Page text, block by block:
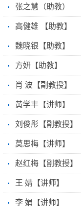
张之慧（助教）
高健雄 【助教】
魏晓银【助教】
方妍【助教】
肖 波【副教授】
黄学丰【讲师】
刘俊彤【副教授】
莫思梅【讲师】
赵红梅【副教授】
王 婧【讲师】
李 娟【讲师】